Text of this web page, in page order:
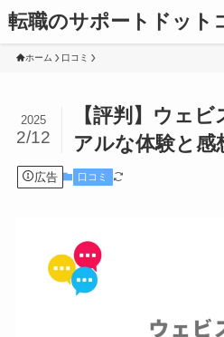
転職のサポートドット
ホーム 口コミ
【評判】ウェ
アルな体験と感
2025
2/12
広告 口コミ